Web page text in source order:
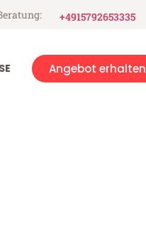
+4915792653335
Angebot erhalten